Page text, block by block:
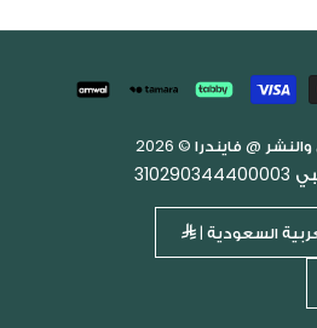
@ فايندرا © 2026
السعودية |